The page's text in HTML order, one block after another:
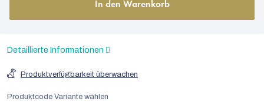
In den Warenkorb
Detaillierte Informationen
Produktverfügbarkeit überwachen
Produktcode Variante wählen